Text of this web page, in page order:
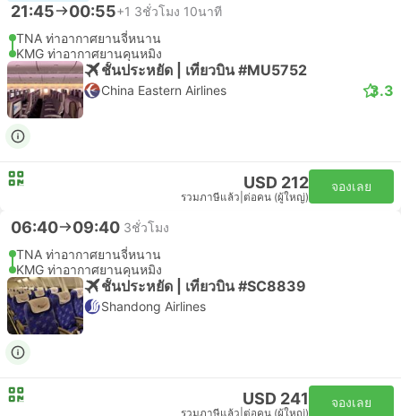
21:45 00:55+1 3ชั่วโมง 10นาที
TNA ท่าอากาศยานจี่หนาน
KMG ท่าอากาศยานคุนหมิง
ชั้นประหยัด | เที่ยวบิน #MU5752
China Eastern Airlines 3.3
USD 212
รวมภาษีแล้ว ต่อคน (ผู้ใหญ่)
จองเลย
06:40 09:40 3ชั่วโมง
TNA ท่าอากาศยานจี่หนาน
KMG ท่าอากาศยานคุนหมิง
ชั้นประหยัด | เที่ยวบิน #SC8839
Shandong Airlines
USD 241
รวมภาษีแล้ว ต่อคน (ผู้ใหญ่)
จองเลย